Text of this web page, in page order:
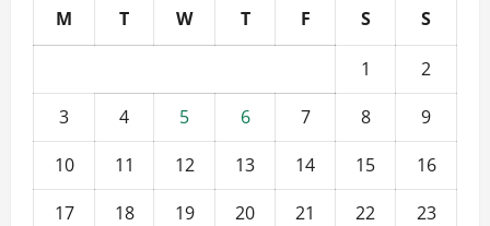
M T W T F S S
1
2
3
4 5 6 7 8
9
10
11 12 13 14 15
16
17
18 19 20 21 22
23